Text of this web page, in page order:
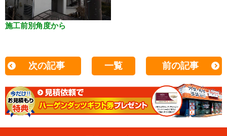
施工前別角度から
次の記事 一覧 前の記事